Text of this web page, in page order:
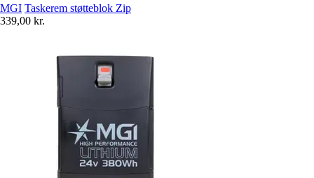
MGI Taskerem støtteblok Zip
339,00 kr.